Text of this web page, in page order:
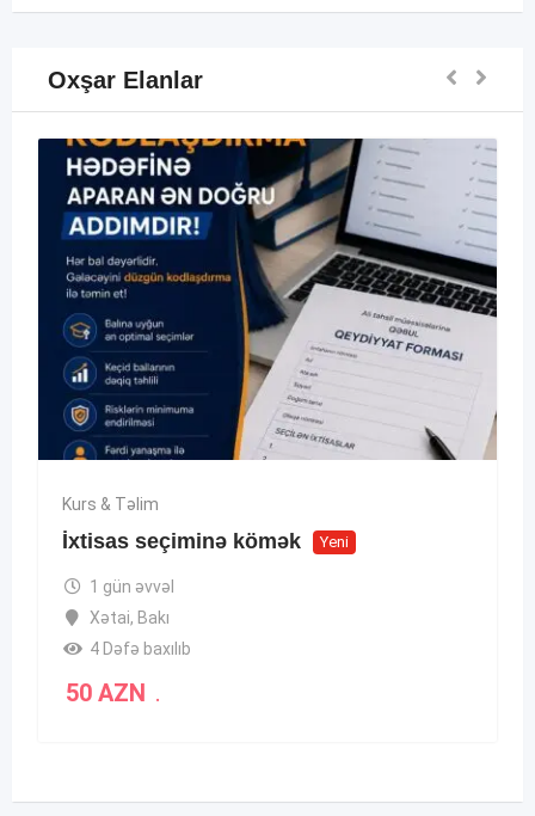
Oxşar Elanlar
Kurs & Təlim
İxtisas seçiminə kömək Yeni
1 gün əvvəl
Xətai, Bakı
4 Dəfə baxılıb
50 AZN .